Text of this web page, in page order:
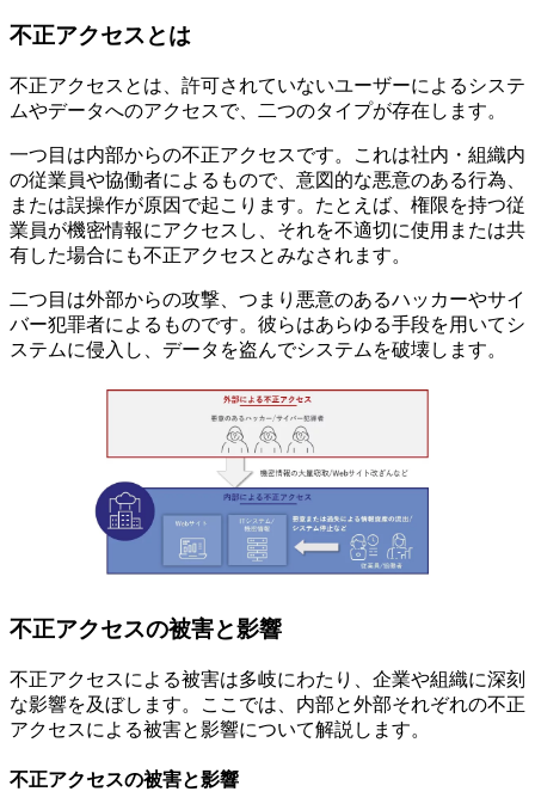
不正アクセスとは
不正アクセスとは、許可されていないユーザーによるシステ
ムやデータへのアクセスで、二つのタイプが存在します。
一つ目は内部からの不正アクセスです。これは社内・組織内
の従業員や協働者によるもので、意図的な悪意のある行為、
または誤操作が原因で起こります。たとえば、権限を持つ従
業員が機密情報にアクセスし、それを不適切に使用または共
有した場合にも不正アクセスとみなされます。
二つ目は外部からの攻撃、つまり悪意のあるハッカーやサイ
バー犯罪者によるものです。彼らはあらゆる手段を用いてシ
ステムに侵入し、データを盗んでシステムを破壊します。
不正アクセスの被害と影響
不正アクセスによる被害は多岐にわたり、企業や組織に深刻
な影響を及ぼします。ここでは、内部と外部それぞれの不正
アクセスによる被害と影響について解説します。
不正アクセスの被害と影響